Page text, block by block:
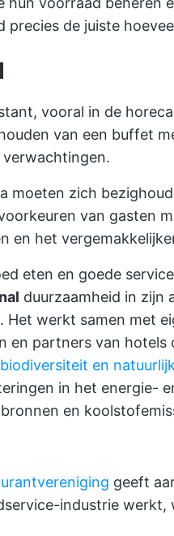
precies de juiste
vooral in de
van een buffet
moeten zich
van gasten
en het
eten en goede
duurzaamheid in zijn
Het werkt samen met
en partners van hotels
en
in het energie-
en
geeft
industrie werkt,